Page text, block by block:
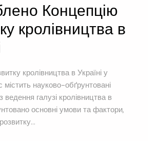
Концепцію
кролівництва в
кролівництва в Україні у
містить науково-обґрунтовані
ведення галузі кролівництва в
основні умови та фактори,